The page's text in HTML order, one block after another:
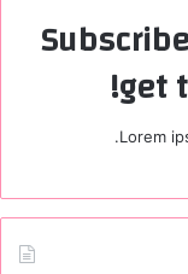
get
Lorem